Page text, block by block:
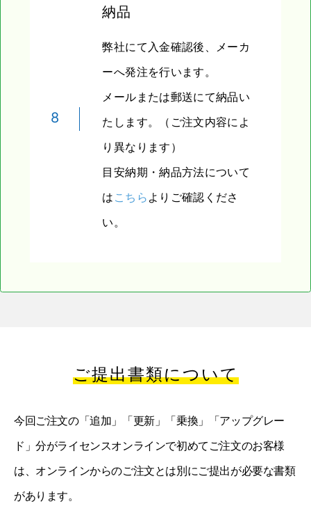
8
納品
弊社にて入金確認後、メーカ
ーへ発注を行います。
メールまたは郵送にて納品い
たします。（ご注文内容によ
り異なります）
目安納期・納品方法について
は こちら よりご確認くださ
い。
ご提出書類について
今回ご注文の「追加」「更新」「乗換」「アップグレー
ド」分がライセンスオンラインで初めてご注文のお客様
は、オンラインからのご注文とは別にご提出が必要な書類
があります。